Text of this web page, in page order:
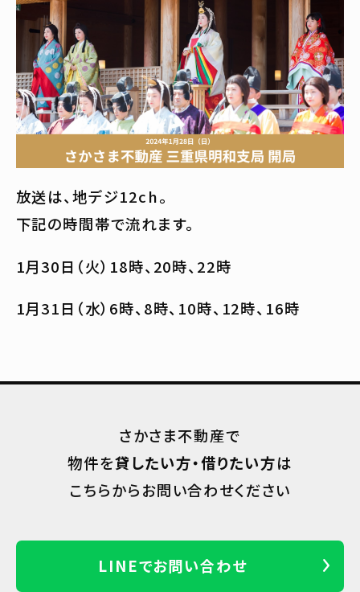
放送は、地デジ12ch。
下記の時間帯で流れます。
1月30日（火）18時、20時、22時
1月31日（水）6時、8時、10時、12時、16時
さかさま不動産で
物件を貸したい方・借りたい方は
こちらからお問い合わせください
LINEでお問い合わせ